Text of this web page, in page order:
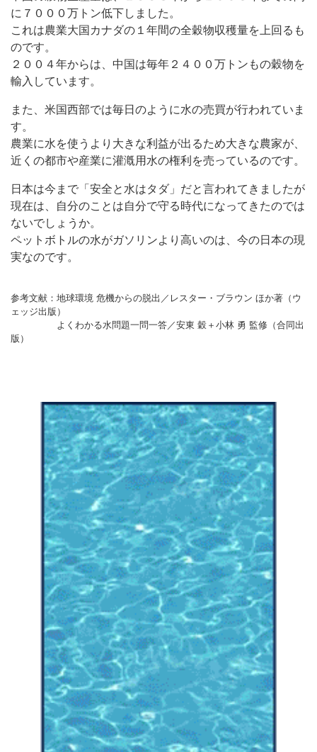
に７０００万トン低下しました。
これは農業大国カナダの１年間の全穀物収穫量を上回るも
のです。
２００４年からは、中国は毎年２４００万トンもの穀物を
輸入しています。
また、米国西部では毎日のように水の売買が行われていま
す。
農業に水を使うより大きな利益が出るため大きな農家が、
近くの都市や産業に灌漑用水の権利を売っているのです。
日本は今まで「安全と水はタダ」だと言われてきましたが
現在は、自分のことは自分で守る時代になってきたのでは
ないでしょうか。
ペットボトルの水がガソリンより高いのは、今の日本の現
実なのです。
参考文献：地球環境 危機からの脱出／レスター・ブラウン ほか著（ウ
ェッジ出版）
よくわかる水問題一問一答／安東 穀＋小林 勇 監修（合同出
版）